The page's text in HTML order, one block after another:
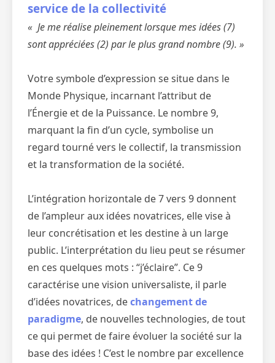
service de la collectivité
« Je me réalise pleinement lorsque mes idées (7)
sont appréciées (2) par le plus grand nombre (9). »
Votre symbole d’expression se situe dans le
Monde Physique, incarnant l’attribut de
l’Énergie et de la Puissance. Le nombre 9,
marquant la fin d’un cycle, symbolise un
regard tourné vers le collectif, la transmission
et la transformation de la société.
L’intégration horizontale de 7 vers 9 donnent
de l’ampleur aux idées novatrices, elle vise à
leur concrétisation et les destine à un large
public. L’interprétation du lieu peut se résumer
en ces quelques mots : “j’éclaire”. Ce 9
caractérise une vision universaliste, il parle
d’idées novatrices, dechangement de
paradigme, de nouvelles technologies, de tout
ce qui permet de faire évoluer la société sur la
base des idées ! C’est le nombre par excellence